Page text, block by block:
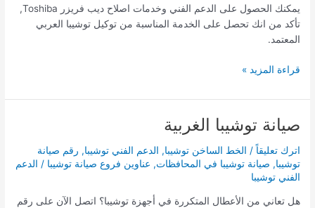
يمكنك الحصول على الدعم الفني وخدمات اصلاح ديب فريزر Toshiba,
تأكد من انك تحصل على الخدمة المناسبة من توكيل توشيبا العربي
المعتمد.
قراءة المزيد »
صيانة توشيبا الغربية
اترك تعليقاً / الخط الساخن توشيبا, الدعم الفني توشيبا, رقم صيانة
توشيبا, صيانة توشيبا في المحافظات, عناوين فروع صيانة توشيبا / الدعم
الفني توشيبا
هل تعاني من الأعطال المتكررة في أجهزة توشيبا؟ اتصل الآن على رقم
صيانة
توشيبا
الغربية